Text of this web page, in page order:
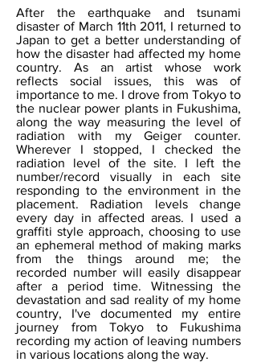
After the earthquake and tsunami
disaster of March 11th 2011, I returned to
Japan to get a better understanding of
how the disaster had affected my home
country. As an artist whose work
reflects social issues, this was of
importance to me. I drove from Tokyo to
the nuclear power plants in Fukushima,
along the way measuring the level of
radiation with my Geiger counter.
Wherever I stopped, I checked the
radiation level of the site. I left the
number/record visually in each site
responding to the environment in the
placement. Radiation levels change
every day in affected areas. I used a
graffiti style approach, choosing to use
an ephemeral method of making marks
from the things around me; the
recorded number will easily disappear
after a period time. Witnessing the
devastation and sad reality of my home
country, I've documented my entire
journey from Tokyo to Fukushima
recording my action of leaving numbers
in various locations along the way.